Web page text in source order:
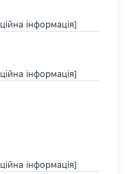
інформація]
інформація]
інформація]